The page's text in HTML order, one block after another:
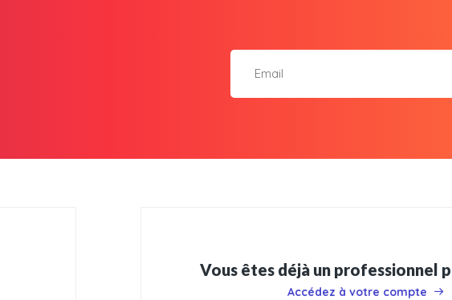
Vous êtes déjà un professionnel
Accédez à votre compte